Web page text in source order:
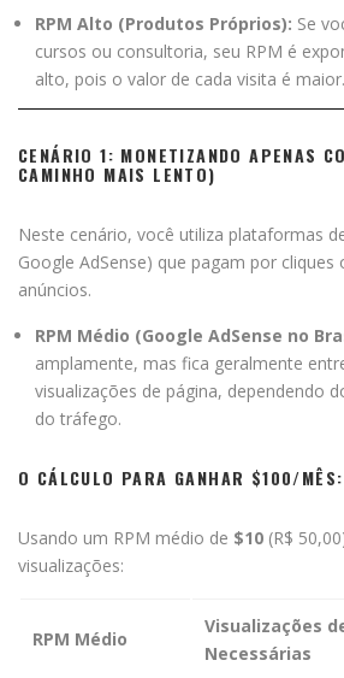
RPM Alto (Produtos Próprios): Se
cursos ou consultoria, seu RPM é
alto, pois o valor de cada visita é maior.
CENÁRIO 1: MONETIZANDO APENAS
CAMINHO MAIS LENTO)
Neste cenário, você utiliza plataformas
Google AdSense) que pagam por cliques
anúncios.
RPM Médio (Google AdSense no
amplamente, mas fica geralmente
visualizações de página, dependendo
do tráfego.
O CÁLCULO PARA GANHAR $100/MÊS:
Usando um RPM médio de $10 (R$
visualizações:
RPM Médio
Visualizações
Necessárias